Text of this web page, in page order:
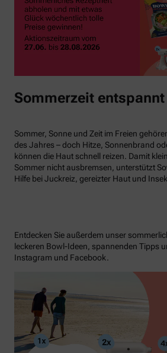
Sommerzeit
Sommer, Sonne und Zeit im Freien
des Jahres – doch Hitze, Sonnenbrand
können die Haut schnell reizen. Damit
Sommer nicht ausbremsen, unterstützt
Hilfe bei Juckreiz, gereizter Haut und
Entdecken Sie außerdem unser
leckeren Bowl-Ideen, spannenden Tipps
Instagram und Facebook.